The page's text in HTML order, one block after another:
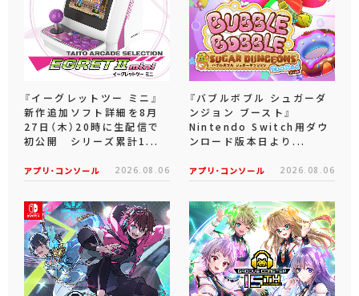
『イーグレットツー ミニ』
新作追加ソフト詳細を8月
27日（木）20時に生配信で
初公開 シリーズ累計1...
アプリ･コンソール 2026.08.06
『バブルボブル シュガーダ
ンジョン ブースト』
Nintendo Switch用ダウ
ンロード版本日より...
アプリ･コンソール 2026.08.06